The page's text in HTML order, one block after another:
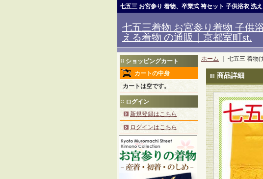
七五三 お宮参り 着物、卒業式 袴セット 子供浴衣 洗
七五三着物 お宮参り着物 子供
える着物 の通販｜京都室町st.
ショッピングカート
カートの中身
カートは空です。
ログイン
新規登録はこちら
ログインはこちら
ホーム ｜ 七五三 着物(
商品詳細